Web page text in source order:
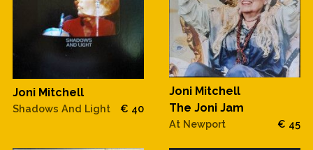
Joni Mitchell
Shadows And Light € 40
Joni Mitchell
The Joni Jam
At Newport € 45